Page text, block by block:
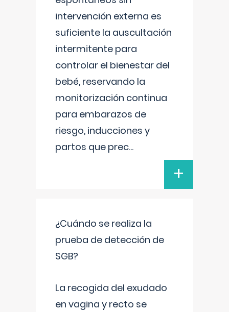
intervención externa es
suficiente la auscultación
intermitente para
controlar el bienestar del
bebé, reservando la
monitorización continua
para embarazos de
riesgo, inducciones y
partos que prec...
+
¿Cuándo se realiza la
prueba de detección de
SGB?
La recogida del exudado
en vagina y recto se